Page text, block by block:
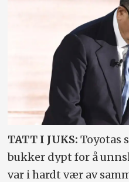
TATT I JUKS:Toyotas
bukker dypt for å
var i hardt vær av